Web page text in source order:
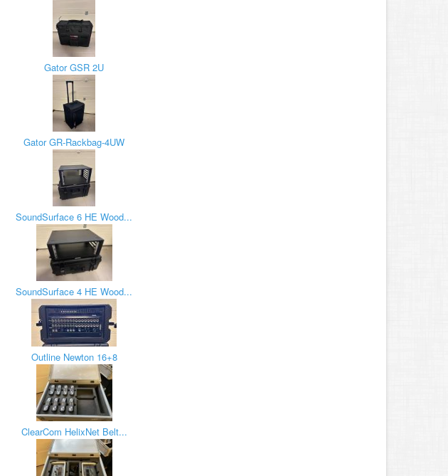
Gator GSR 2U
Gator GR-Rackbag-4UW
SoundSurface 6 HE Wood...
SoundSurface 4 HE Wood...
Outline Newton 16+8
ClearCom HelixNet Belt...